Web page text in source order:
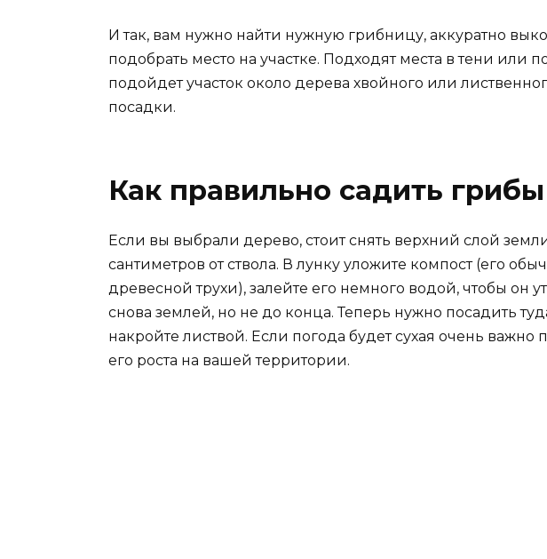
И так, вам нужно найти нужную грибницу, аккуратно
подобрать место на участке. Подходят места в тени или
подойдет участок около дерева хвойного или
посадки.
Как правильно садить грибы
Если вы выбрали дерево, стоит снять верхний слой
сантиметров от ствола. В лунку уложите компост (его
древесной трухи), залейте его немного водой, чтобы он
снова землей, но не до конца. Теперь нужно посадить
накройте листвой. Если погода будет сухая очень
его роста на вашей территории.